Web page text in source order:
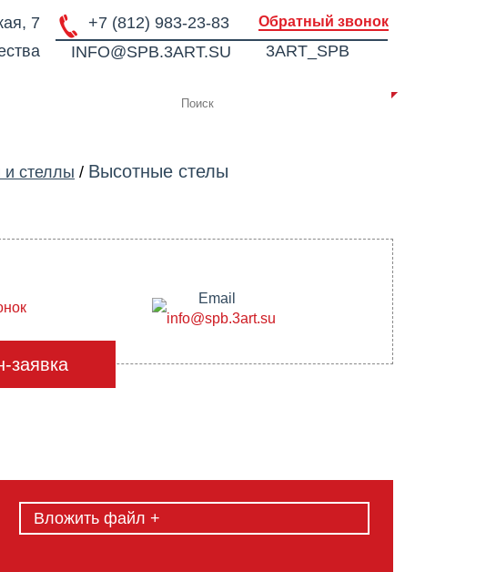
7
+7 (812) 983-23-83
INFO@SPB.3ART.SU
Обратный звонок
3ART_SPB
стеллы / Высотные стелы
Email
info@spb.3art.su
заявка
Вложить файл +